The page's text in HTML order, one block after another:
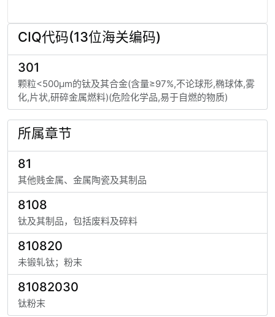
CIQ代码(13位海关编码)
301
颗粒<500μm的钛及其合金(含量≥97%,不论球形,椭球体,雾
化,片状,研碎金属燃料)(危险化学品,易于自燃的物质)
所属章节
81
其他贱金属、金属陶瓷及其制品
8108
钛及其制品，包括废料及碎料
810820
未锻轧钛；粉末
81082030
钛粉末